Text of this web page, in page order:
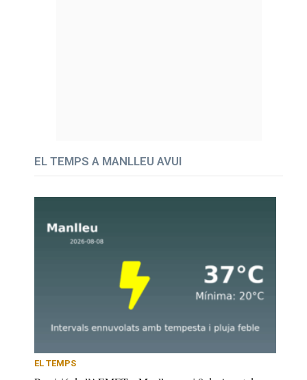
EL TEMPS A MANLLEU AVUI
EL TEMPS